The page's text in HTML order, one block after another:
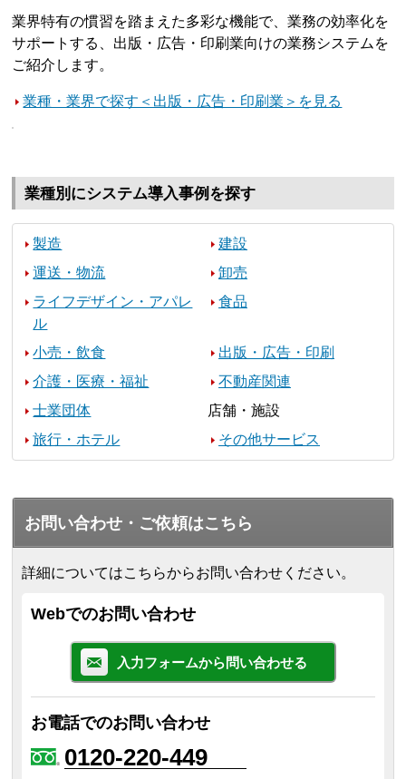
業界特有の慣習を踏まえた多彩な機能で、業務の効率化を
サポートする、出版・広告・印刷業向けの業務システムを
ご紹介します。
業種・業界で探す＜出版・広告・印刷業＞を見る
業種別にシステム導入事例を探す
製造
建設
運送・物流
卸売
ライフデザイン・アパレ
ル
食品
小売・飲食
出版・広告・印刷
介護・医療・福祉
不動産関連
士業団体
店舗・施設
旅行・ホテル
その他サービス
お問い合わせ・ご依頼はこちら
詳細についてはこちらからお問い合わせください。
Webでのお問い合わせ
入力フォームから問い合わせる
お電話でのお問い合わせ
0120-220-449